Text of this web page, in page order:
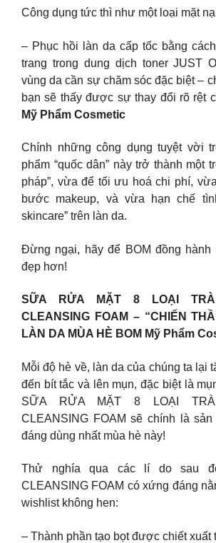
Công dụng tức thì như một loại mặt
– Phục hồi làn da cấp tốc bằng
trang trong dung dịch toner JUST
vùng da cần sự chăm sóc đặc biệt –
bạn sẽ thấy được sự thay đổi rõ rệt
Mỹ Phẩm Cosmetic
Chính những công dụng tuyệt vời
phẩm “quốc dân” này trở thành một
pháp”, vừa để tối ưu hoá chi phí,
bước makeup, và vừa hạn chế
skincare” trên làn da.
Đừng ngại, hãy để BOM đồng hành
đẹp hơn!
SỮA RỬA MẶT 8 LOẠI
CLEANSING FOAM – “CHIẾN
LÀN DA MÙA HÈ BOM Mỹ Phẩm
Mỗi độ hè về, làn da của chúng ta lại
đến bít tắc và lên mụn, đặc biệt là
SỮA RỬA MẶT 8 LOẠI
CLEANSING FOAM sẽ chính là
đáng dùng nhất mùa hè này!
Thử nghía qua các lí do sau
CLEANSING FOAM có xứng đáng
wishlist không hen:
– Thành phần tạo bọt được chiết xuất